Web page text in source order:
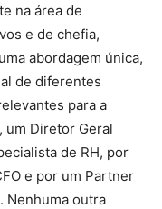
na área de
e de chefia,
abordagem única,
de diferentes
para a
um Diretor Geral
de RH, por
e por um Partner
Nenhuma outra